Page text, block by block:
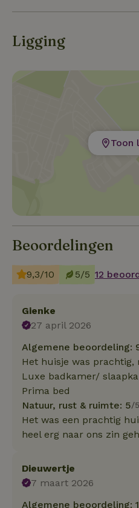
Ligging
Toon
Beoordelingen
9,3/10 5/5 12
Gienke
27 april 2026
Algemene beoordeling:
Het huisje was prachtig,
Luxe badkamer/
Prima bed
Natuur, rust & ruimte: 5/5
Het was een prachtig
heel erg naar ons zin
Dieuwertje
7 maart 2026
Algemene beoordeling: